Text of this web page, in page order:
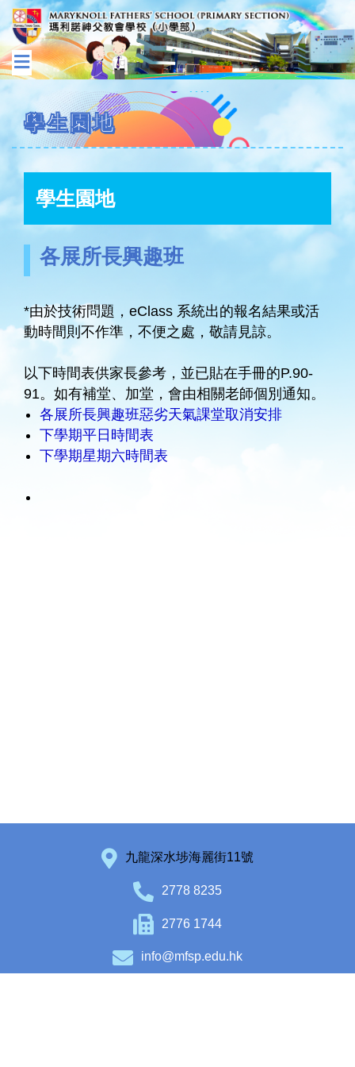
學生園地
學生園地
各展所長興趣班
*由於技術問題，eClass 系統出的報名結果或活
動時間則不作準，不便之處，敬請見諒。
以下時間表供家長參考，並已貼在手冊的P.90-
91。如有補堂、加堂，會由相關老師個別通知。
各展所長興趣班惡劣天氣課堂取消安排
下學期平日時間表
下學期星期六時間表
九龍深水埗海麗街11號
2778 8235
2776 1744
info@mfsp.edu.hk